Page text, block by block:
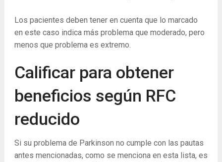
Los pacientes deben tener en cuenta que lo marcado
en este caso indica más problema que moderado, pero
menos que problema es extremo.
Calificar para obtener
beneficios según RFC
reducido
Si su problema de Parkinson no cumple con las pautas
antes mencionadas, como se menciona en esta lista, es